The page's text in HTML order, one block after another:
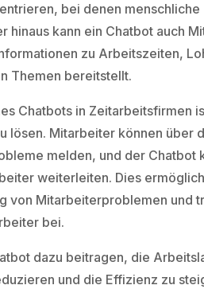
bei denen
hinaus kann ein Chatbot auch
zu Arbeitszeiten,
Themen bereitstellt.
Chatbots in Zeitarbeitsfirmen
lösen. Mitarbeiter können über
melden, und der Chatbot
weiterleiten. Dies
von Mitarbeiterproblemen und
bei.
dazu beitragen, die
und die Effizienz zu